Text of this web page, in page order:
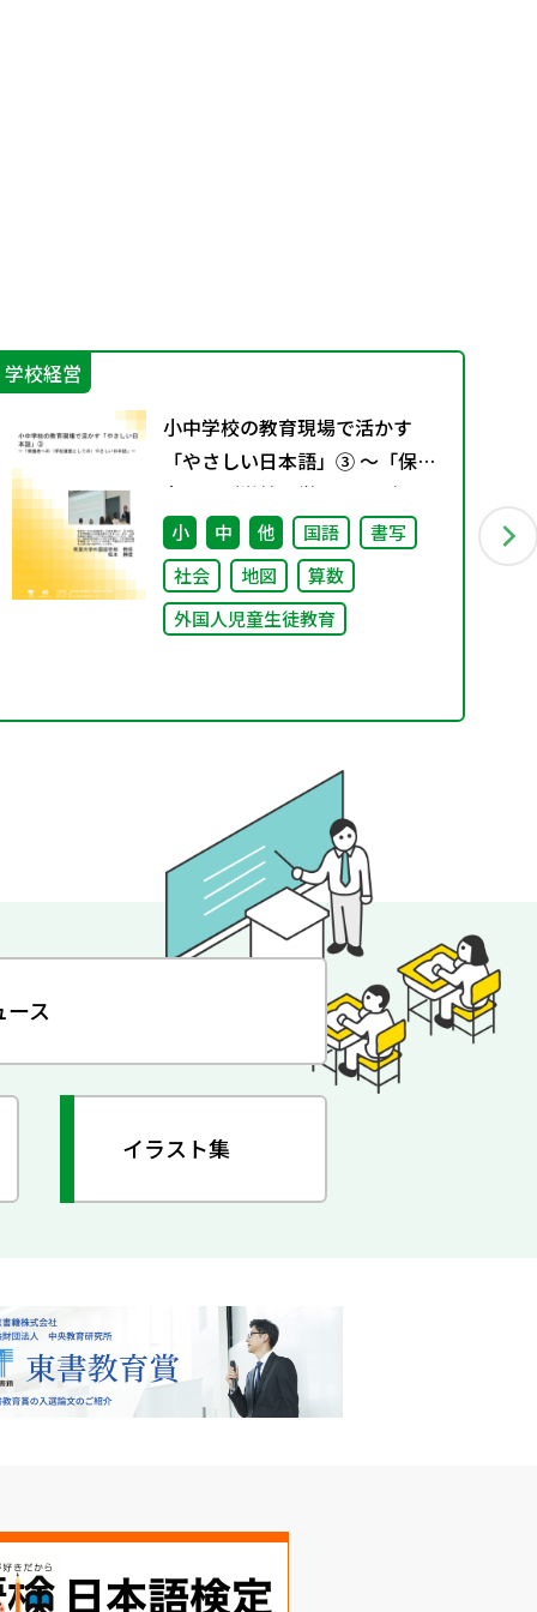
学校経営
小中学校の教育現場で活かす
「やさしい日本語」③ ～「保護
者への（学校運営としての）や
さしい日本語」～
小 中 他 国語
書写
社会
地図
算数
外国人児童生徒教育
ース
イラスト集